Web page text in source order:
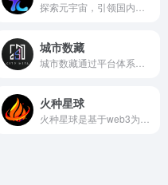
城市数藏
火种星球